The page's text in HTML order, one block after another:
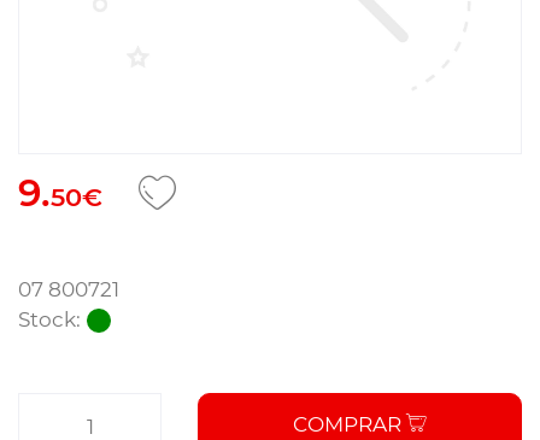
9.50€
07 800721
Stock:
COMPRAR